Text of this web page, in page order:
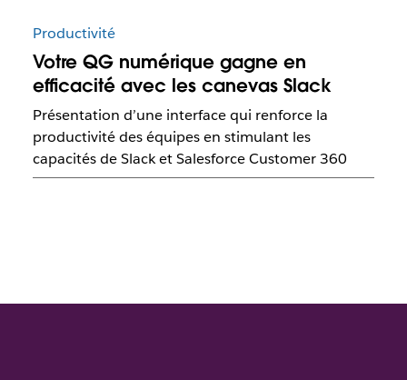
Productivité
Votre QG numérique gagne en
efficacité avec les canevas Slack
Présentation d’une interface qui renforce la
productivité des équipes en stimulant les
capacités de Slack et Salesforce Customer 360